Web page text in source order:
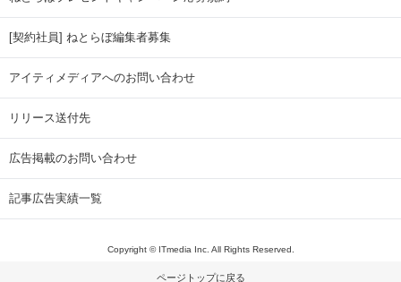
[契約社員] ねとらぼ編集者募集
アイティメディアへのお問い合わせ
リリース送付先
広告掲載のお問い合わせ
記事広告実績一覧
Copyright © ITmedia Inc. All Rights Reserved.
ページトップに戻る